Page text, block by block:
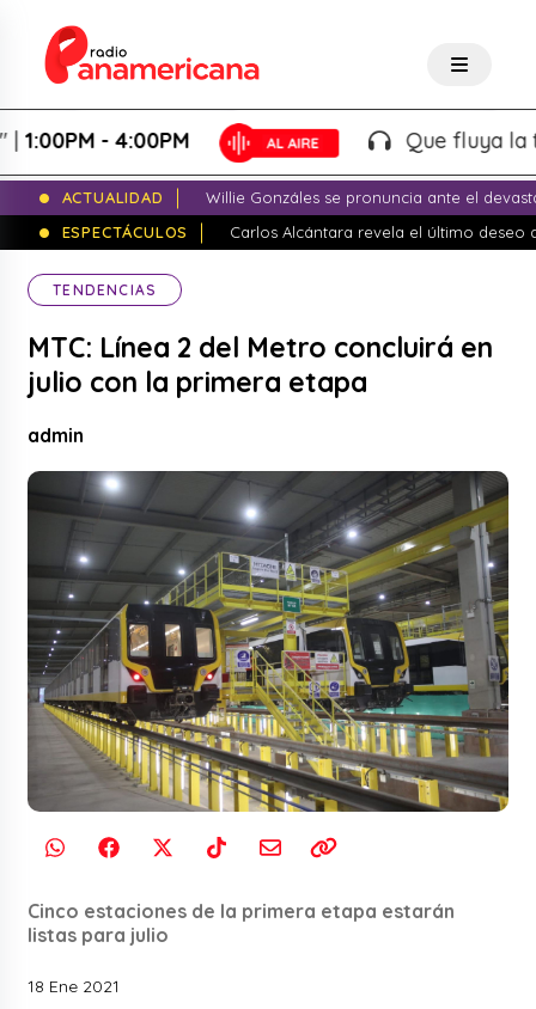
- 4:00PM Que fluya la
ACTUALIDAD
Willie Gonzáles se pronuncia ante el
ESPECTÁCULOS
Carlos Alcántara revela el último deseo
TENDENCIAS
MTC: Línea 2 del Metro concluirá en
julio con la primera etapa
admin
Cinco estaciones de la primera etapa estarán
listas para julio
18 Ene 2021